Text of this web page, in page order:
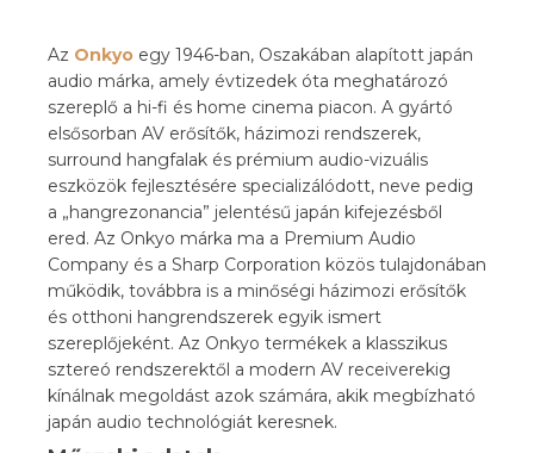
Az Onkyo egy 1946-ban, Oszakában alapított japán
audio márka, amely évtizedek óta meghatározó
szereplő a hi-fi és home cinema piacon. A gyártó
elsősorban AV erősítők, házimozi rendszerek,
surround hangfalak és prémium audio-vizuális
eszközök fejlesztésére specializálódott, neve pedig
a „hangrezonancia” jelentésű japán kifejezésből
ered. Az Onkyo márka ma a Premium Audio
Company és a Sharp Corporation közös tulajdonában
működik, továbbra is a minőségi házimozi erősítők
és otthoni hangrendszerek egyik ismert
szereplőjeként. Az Onkyo termékek a klasszikus
sztereó rendszerektől a modern AV receiverekig
kínálnak megoldást azok számára, akik megbízható
japán audio technológiát keresnek.